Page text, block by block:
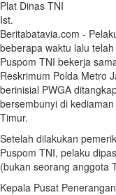
Ist.
Beritabatavia.com -
beberapa waktu lalu
Puspom TNI bekerja
Reskrimum Polda Metro
berinisial PWGA
bersembunyi di
Timur.
Setelah dilakukan
Puspom TNI, pelaku
(bukan seorang anggota
Kepala Pusat